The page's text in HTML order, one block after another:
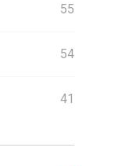
55
54
41